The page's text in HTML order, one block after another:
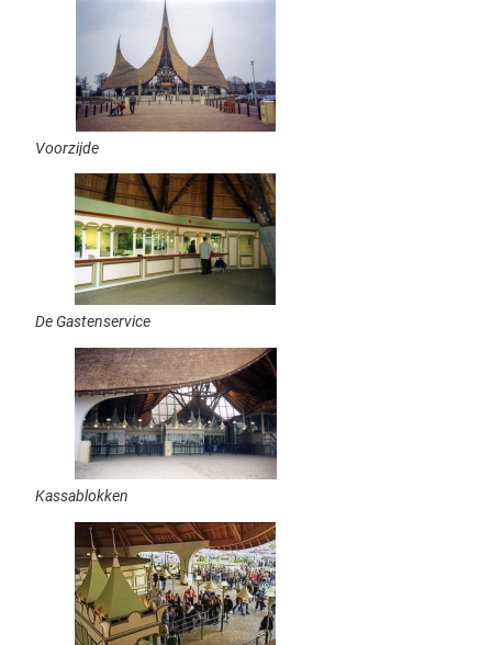
Voorzijde
De Gastenservice
Kassablokken